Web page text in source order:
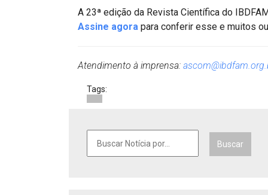
A 23ª edição da Revista Científica do
Assine agora para conferir esse e muitos
Atendimento à imprensa:
Tags:
Buscar